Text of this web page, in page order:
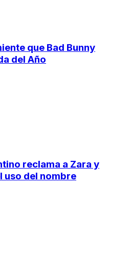
que Bad Bunny
del Año
reclama a Zara y
uso del nombre